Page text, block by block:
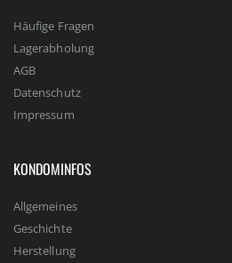
Häufige Fragen
Lagerabholung
AGB
Datenschutz
Impressum
KONDOMINFOS
Allgemeines
Geschichte
Herstellung